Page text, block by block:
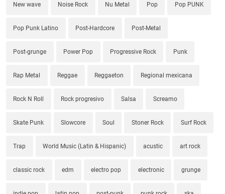
New wave Noise Rock Nu Metal Pop Pop PUNK
Pop Punk Latino Post-Hardcore Post-Metal
Post-grunge Power Pop Progressive Rock Punk
Rap Metal Reggae Reggaeton Regional mexicana
Rock N Roll Rock progresivo Salsa Screamo
Skate Punk Slowcore Soul Stoner Rock Surf Rock
Trap World Music (Latin & Hispanic) acustic art rock
classic rock edm electro pop electronic grunge